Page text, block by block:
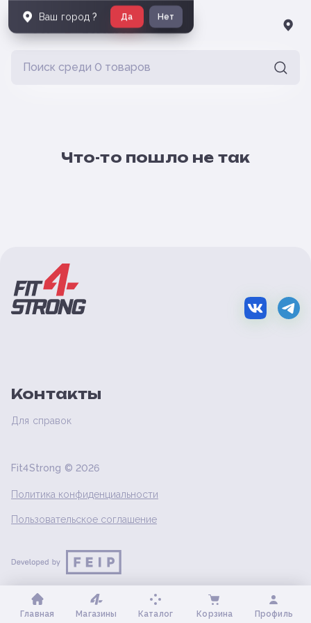
Что-то пошло не так
Контакты
Для справок
Fit4Strong © 2026
Политика конфиденциальности
Пользовательское соглашение
Главная Магазины Каталог Корзина Профиль
Ваш город ? Да Нет